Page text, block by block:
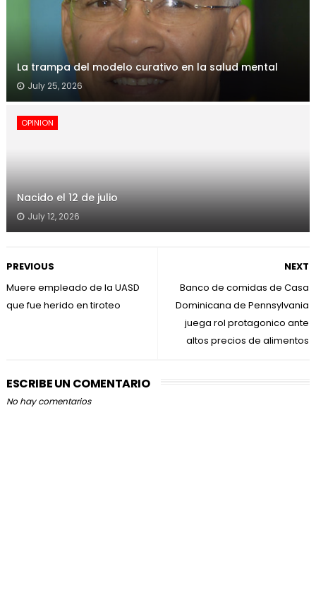
La trampa del modelo curativo en la salud mental
July 25, 2026
OPINION
Nacido el 12 de julio
July 12, 2026
NEXT
Banco de comidas de Casa
Dominicana de Pennsylvania
juega rol protagonico ante
altos precios de alimentos
PREVIOUS
Muere empleado de la UASD
que fue herido en tiroteo
ESCRIBE UN COMENTARIO
No hay comentarios